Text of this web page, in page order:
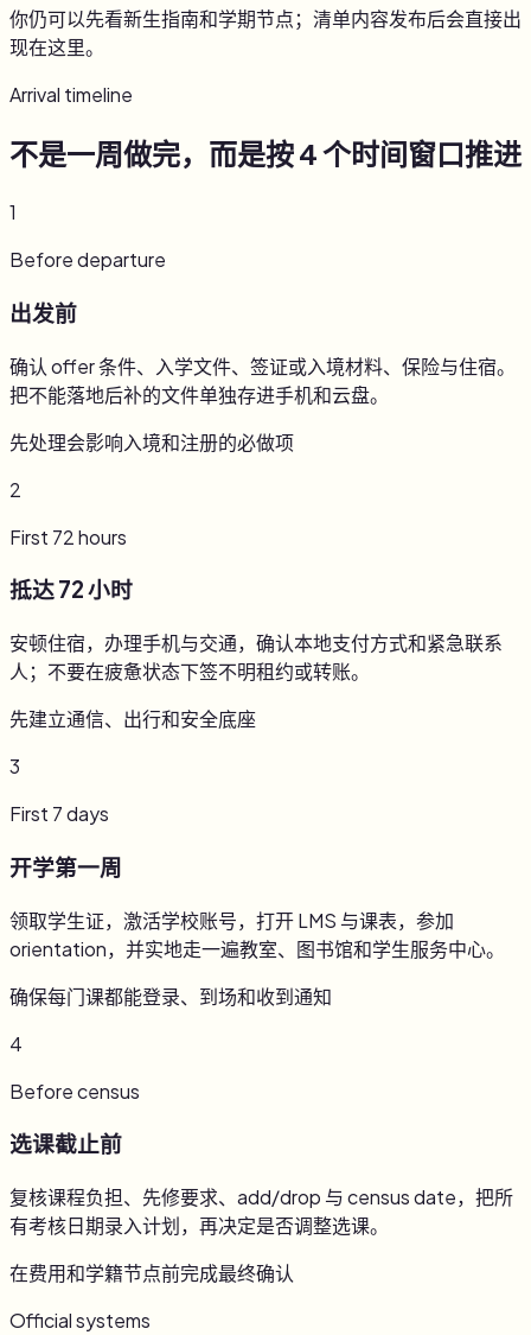
你仍可以先看新生指南和学期节点；清单内容发布后会直接出
现在这里。
Arrival timeline
不是一周做完，而是按 4 个时间窗口推进
1
Before departure
出发前
确认 offer 条件、入学文件、签证或入境材料、保险与住宿。
把不能落地后补的文件单独存进手机和云盘。
先处理会影响入境和注册的必做项
2
First 72 hours
抵达 72 小时
安顿住宿，办理手机与交通，确认本地支付方式和紧急联系
人；不要在疲惫状态下签不明租约或转账。
先建立通信、出行和安全底座
3
First 7 days
开学第一周
领取学生证，激活学校账号，打开 LMS 与课表，参加
orientation，并实地走一遍教室、图书馆和学生服务中心。
确保每门课都能登录、到场和收到通知
4
Before census
选课截止前
复核课程负担、先修要求、add/drop 与 census date，把所
有考核日期录入计划，再决定是否调整选课。
在费用和学籍节点前完成最终确认
Official systems